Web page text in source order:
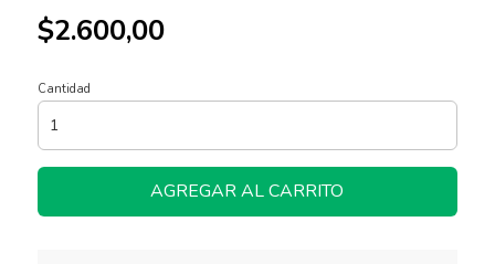
$2.600,00
Cantidad
AGREGAR AL CARRITO